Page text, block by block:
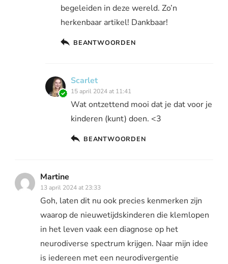
begeleiden in deze wereld. Zo’n
herkenbaar artikel! Dankbaar!
BEANTWOORDEN
Scarlet
15 april 2024 at 11:41
Wat ontzettend mooi dat je dat voor je
kinderen (kunt) doen. <3
BEANTWOORDEN
Martine
13 april 2024 at 23:33
Goh, laten dit nu ook precies kenmerken zijn
waarop de nieuwetijdskinderen die klemlopen
in het leven vaak een diagnose op het
neurodiverse spectrum krijgen. Naar mijn idee
is iedereen met een neurodivergentie